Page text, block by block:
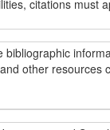
lauko darbų
susijusią
ir
jei ši informacija
ar
galiojančius
citations must
duomenų
į naudojamus
other resources